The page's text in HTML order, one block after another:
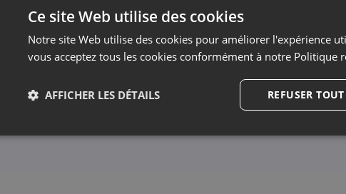
Inscrivez-vous à la newsletter et restez informé
Nous vous informons et vous montrons les actualités
nous régulièrement !
Ce site Web utilise des cookies
Notre site Web utilise des cookies pour améliorer l'expérience
vous acceptez tous les cookies conformément à notre Politique
REFUSER TOUT
AFFICHER LES DÉTAILS